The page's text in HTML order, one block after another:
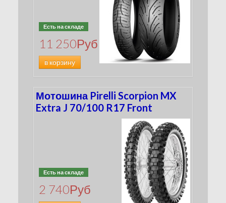
Есть на складе
11 250Руб
в корзину
Мотошина Pirelli Scorpion MX
Extra J 70/100 R17 Front
Есть на складе
2 740Руб